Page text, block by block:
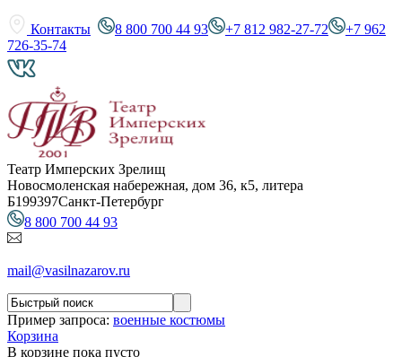
Контакты 8 800 700 44 93 +7 812 982-27-72
+7 962
726-35-74
Театр Имперских Зрелищ
Новосмоленская набережная, дом 36, к5, литера
Б199397Санкт-Петербург
8 800 700 44 93
mail@vasilnazarov.ru
Пример запроса: военные костюмы
Корзина
В корзине пока пусто